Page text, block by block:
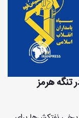
تنگه هرمز